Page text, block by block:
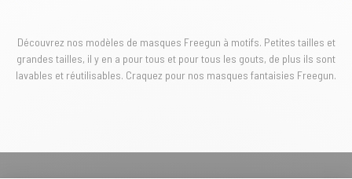
Découvrez nos modèles de masques Freegun à motifs. Petites tailles et
grandes tailles, il y en a pour tous et pour tous les gouts, de plus ils sont
lavables et réutilisables. Craquez pour nos masques fantaisies Freegun.